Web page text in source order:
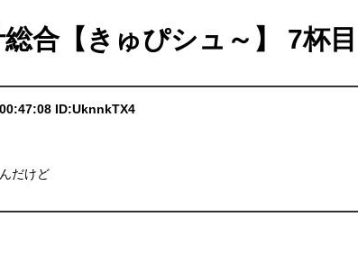
合【きゅぴシュ～】 7杯目
ID:UknnkTX4
だけど